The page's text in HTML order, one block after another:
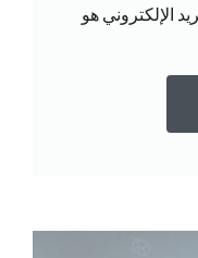
الإلكتروني هو